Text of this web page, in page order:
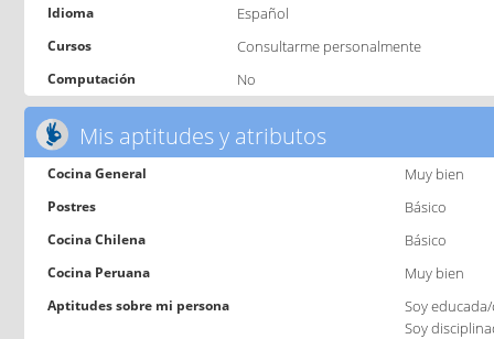
Idioma Español
Cursos Consultarme personalmente
Computación No
Mis aptitudes y atributos
Cocina General Muy bien
Postres Básico
Cocina Chilena Básico
Cocina Peruana Muy bien
Aptitudes sobre mi persona
Soy
Soy